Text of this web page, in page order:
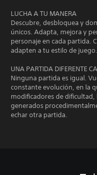
LUCHA A TU MANERA
Descubre, desbloquea y
únicos. Adapta, mejora y
personaje en cada partida.
adapten a tu estilo de juego.
UNA PARTIDA DIFERENTE
Ninguna partida es igual.
constante evolución, en la
modificadores de
generados
echar otra partida.